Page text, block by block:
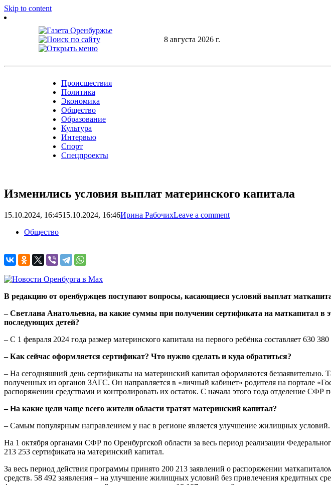
Skip to content
8 августа 2026 г.
Происшествия
Политика
Экономика
Общество
Образование
Культура
Интервью
Спорт
Спецпроекты
Изменились условия выплат материнского капитала
15.10.2024, 16:4515.10.2024, 16:46Ирина РабочихLeave a comment
Общество
В редакцию от оренбуржцев поступают вопросы, касающиеся условий выплат
– Светлана Анатольевна, на какие суммы при получении сертификата на маткапитал в
последующих детей?
– С 1 февраля 2024 года размер материнского капитала на первого ребёнка составляет 630
– Как сейчас оформляется сертификат? Что нужно сделать и куда обратиться?
– На сегодняшний день сертификаты на материнский капитал оформляются
полученных из органов ЗАГС. Он направляется в «личный кабинет» родителя на портале
распоряжении средствами и контролировать их остаток. С начала этого года отделение
– На какие цели чаще всего жители области тратят материнский капитал?
– Самым популярным направлением у нас в регионе является улучшение жилищных условий.
На 1 октября органами СФР по Оренбургской области за весь период реализации
213 253 сертификата на материнский капитал.
За весь период действия программы принято 200 213 заявлений о распоряжении
средств. 58 492 заявления – на улучшение жилищных условий без привлечения кредитных